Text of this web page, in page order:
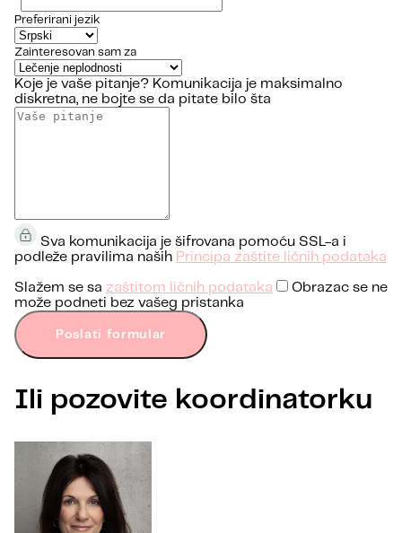
Preferirani jezik
Zainteresovan sam za
Koje je vaše pitanje? Komunikacija je maksimalno
diskretna, ne bojte se da pitate bilo šta
Sva komunikacija je šifrovana pomoću SSL-a i
podleže pravilima naših Principa zaštite ličnih podataka
Slažem se sa zaštitom ličnih podataka
Obrazac se ne
može podneti bez vašeg pristanka
Poslati formular
Ili pozovite koordinatorku